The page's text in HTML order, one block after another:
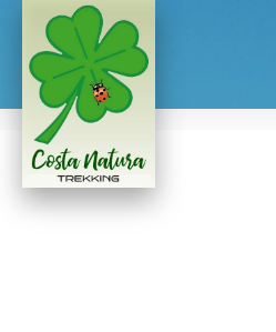
Home/ Mind Trek